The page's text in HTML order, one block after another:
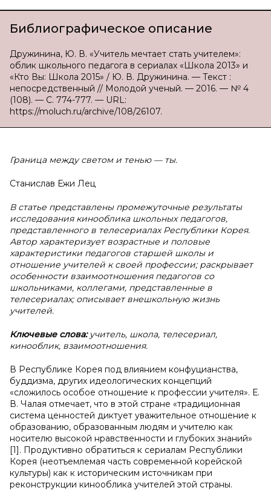
Библиографическое описание
Дружинина, Ю. В. «Учитель мечтает стать учителем»:
облик школьного педагога в сериалах «Школа 2013» и
«Кто Вы: Школа 2015» / Ю. В. Дружинина. — Текст :
непосредственный // Молодой ученый. — 2016. — № 4
(108). — С. 774-777. — URL:
https://moluch.ru/archive/108/26107.
Граница между светом и тенью — ты.
Станислав Ежи Лец
В статье представлены промежуточные результаты
исследования кинооблика школьных педагогов,
представленного в телесериалах Республики Корея.
Автор характеризует возрастные и половые
характеристики педагогов старшей школы и
отношение учителей к своей профессии; раскрывает
особенности взаимоотношения педагогов со
школьниками, коллегами, представленные в
телесериалах; описывает внешкольную жизнь
учителей.
Ключевые слова: учитель, школа, телесериал,
кинооблик, взаимоотношения.
В Республике Корея под влиянием конфуцианства,
буддизма, других идеологических концепций
«сложилось особое отношение к профессии учителя». Е.
В. Чалая отмечает, что в этой стране «традиционная
система ценностей диктует уважительное отношение к
образованию, образованным людям и учителю как
носителю высокой нравственности и глубоких знаний»
[1]. Продуктивно обратиться к сериалам Республики
Корея (неотъемлемая часть современной корейской
культуры) как к историческим источникам при
реконструкции кинооблика учителей этой страны.